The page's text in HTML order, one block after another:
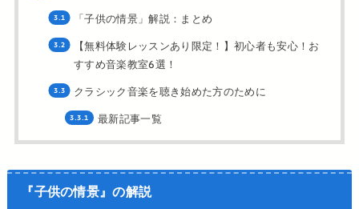
「子供の情景」解説：まとめ
【無料体験レッスンあり限定！】初心者も安心！お
すすめ音楽教室6選！
クラシック音楽を聴き始めた方のために
最新記事一覧
『子供の情景』の解説